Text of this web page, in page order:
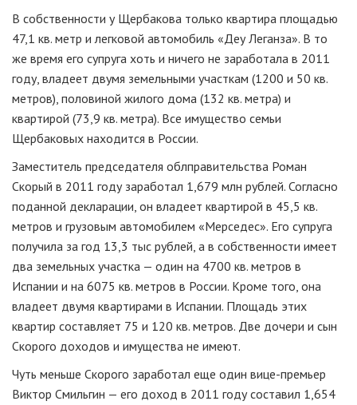
В собственности у Щербакова только квартира площадью
47,1 кв. метр и легковой автомобиль «Деу Леганза». В то
же время его супруга хоть и ничего не заработала в 2011
году, владеет двумя земельными участкам (1200 и 50 кв.
метров), половиной жилого дома (132 кв. метра) и
квартирой (73,9 кв. метра). Все имущество семьи
Щербаковых находится в России.
Заместитель председателя облправительства Роман
Скорый в 2011 году заработал 1,679 млн рублей. Согласно
поданной декларации, он владеет квартирой в 45,5 кв.
метров и грузовым автомобилем «Мерседес». Его супруга
получила за год 13,3 тыс рублей, а в собственности имеет
два земельных участка — один на 4700 кв. метров в
Испании и на 6075 кв. метров в России. Кроме того, она
владеет двумя квартирами в Испании. Площадь этих
квартир составляет 75 и 120 кв. метров. Две дочери и сын
Скорого доходов и имущества не имеют.
Чуть меньше Скорого заработал еще один вице-премьер
Виктор Смильгин — его доход в 2011 году составил 1,654